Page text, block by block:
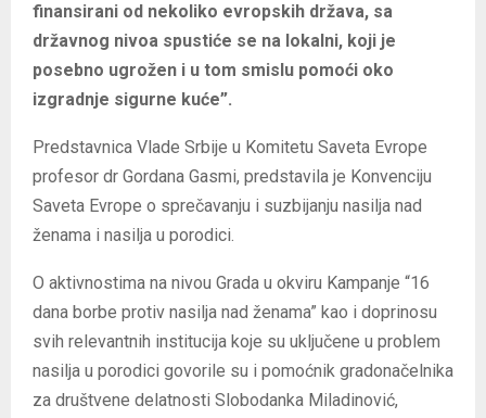
finansirani od nekoliko evropskih država, sa
državnog nivoa spustiće se na lokalni, koji je
posebno ugrožen i u tom smislu pomoći oko
izgradnje sigurne kuće”.
Predstavnica Vlade Srbije u Komitetu Saveta Evrope
profesor dr Gordana Gasmi, predstavila je Konvenciju
Saveta Evrope o sprečavanju i suzbijanju nasilja nad
ženama i nasilja u porodici.
O aktivnostima na nivou Grada u okviru Kampanje “16
dana borbe protiv nasilja nad ženama” kao i doprinosu
svih relevantnih institucija koje su uključene u problem
nasilja u porodici govorile su i pomoćnik gradonačelnika
za društvene delatnosti Slobodanka Miladinović,